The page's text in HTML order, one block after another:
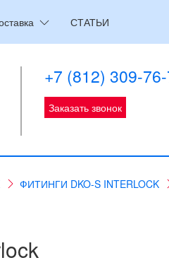
СТАТЬИ
+7 (812) 309-
Заказать звонок
ФИТИНГИ DKO-S INTERLOCK